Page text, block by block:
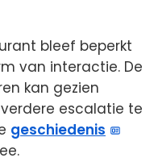
bleef beperkt
van interactie. De
kan gezien
escalatie te
geschiedenis